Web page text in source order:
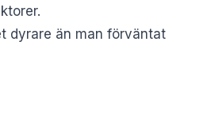
dyrare än man förväntat